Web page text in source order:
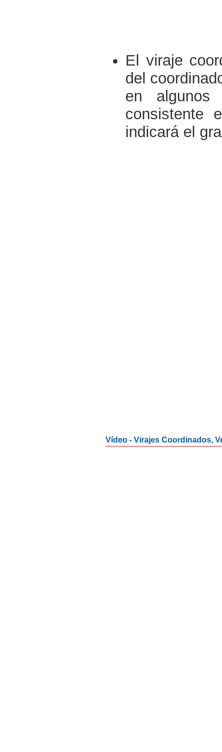
El viraje
del
en algunos
consistente
indicará el
Vídeo - Virajes Coordinados,